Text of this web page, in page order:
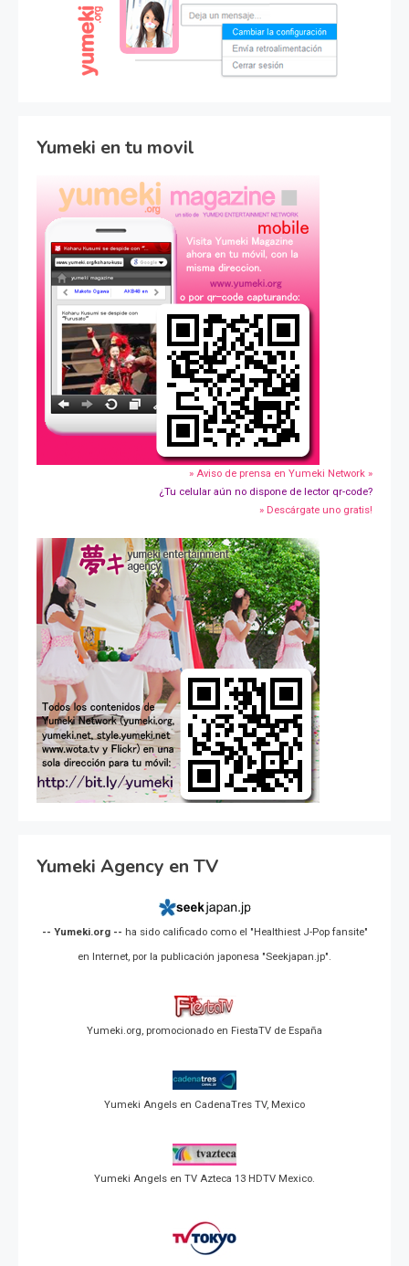
Yumeki en tu movil
» Aviso de prensa en Yumeki Network »
¿Tu celular aún no dispone de lector qr-code?
» Descárgate uno gratis!
Yumeki Agency en TV
-- Yumeki.org -- ha sido calificado como el "Healthiest J-Pop fansite"
en Internet, por la publicación japonesa "Seekjapan.jp".
Yumeki.org, promocionado en FiestaTV de España
Yumeki Angels en CadenaTres TV, Mexico
Yumeki Angels en TV Azteca 13 HDTV Mexico.